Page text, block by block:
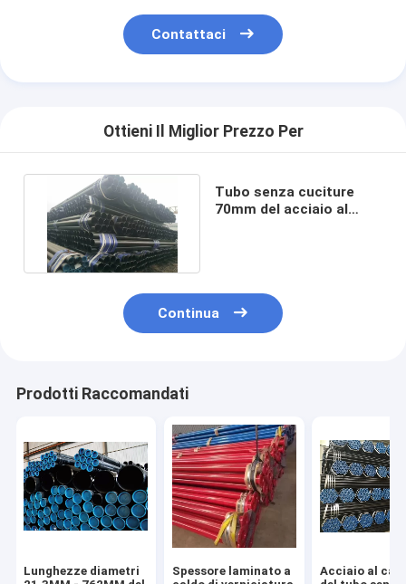
Contattaci
Ottieni Il Miglior Prezzo Per
Tubo senza cuciture
70mm del acciaio al
Continua
Prodotti Raccomandati
Lunghezze diametri
Spessore laminato a
Acciaio al